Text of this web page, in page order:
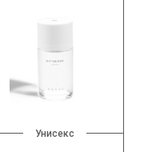
Унисекс